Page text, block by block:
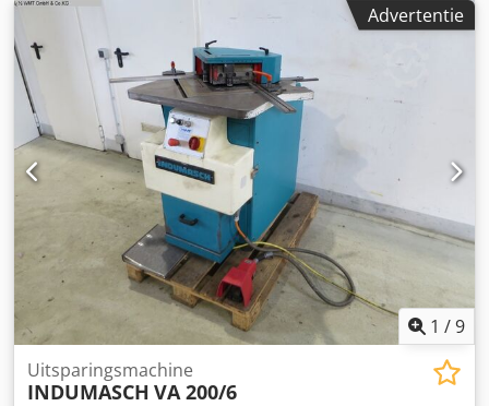
Advertentie
1 /9
Uitsparingsmachine
INDUMASCH VA 200/6